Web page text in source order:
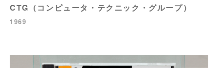
CTG（コンピュータ・テクニック・グループ）
1969